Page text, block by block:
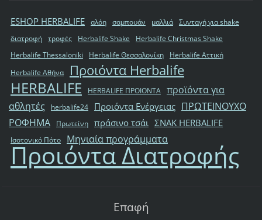
ESHOP HERBALIFE αλόη σαμπουάν μαλλιά Συνταγή για shake
διατροφή τροφές Herbalife Shake
Herbalife Christmas Shake
Herbalife Thessaloniki
Herbalife Θεσσαλονίκη
Herbalife Αττική
Herbalife Αθήνα
Προιόντα Herbalife
HERBALIFE HERBALIFE ΠΡΟΙΟΝΤΑ προϊόντα για
αθλητές
herbalife24 Προιόντα Ενέργειας ΠΡΩΤΕΙΝΟΥΧΟ
ΡΟΦΗΜΑ
Πρωτείνη πράσινο τσάι ΣΝΑΚ HERBALIFE
Ισοτονικό Πότο Μηνιαία προγράμματα
Προιόντα Διατροφής
Επαφή